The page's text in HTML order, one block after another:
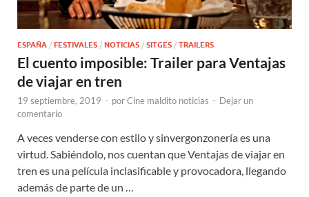
ESPAÑA / FESTIVALES / NOTICIAS / SITGES / TRAILERS
El cuento imposible: Trailer para Ventajas
de viajar en tren
19 septiembre, 2019 - porCine maldito noticias - Dejar un
comentario
A veces venderse con estilo y sinvergonzonería es una
virtud. Sabiéndolo, nos cuentan que Ventajas de viajar en
tren es una película inclasificable y provocadora, llegando
además de parte de un …